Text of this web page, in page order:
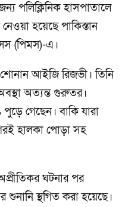
পলিক্লিনিক হাসপাতালে
হয়েছে পাকিস্তান
(পিমস)-এ।
আইজি রিজভী। তিনি
অত্যন্ত গুরুতর।
গেছেন। বাকি যারা
হালকা পোড়া সহ
ঘটনার পর
শুনানি স্থগিত করা হয়েছে।